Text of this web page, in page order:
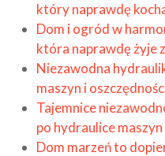
który naprawdę
Dom i ogród w
która naprawdę żyje
Niezawodna
maszyn i
Tajemnice
po hydraulice
Dom marzeń to